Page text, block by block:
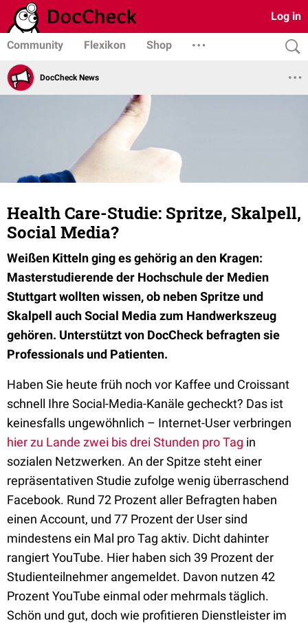
Log in
Community Flexikon Shop
DocCheck News
Health Care-Studie: Spritze, Skalpell,
Social Media?
Weißen Kitteln ging es gehörig an den Kragen:
Masterstudierende der Hochschule der Medien
Stuttgart wollten wissen, ob neben Spritze und
Skalpell auch Social Media zum Handwerkszeug
gehören. Unterstützt von DocCheck befragten sie
Professionals und Patienten.
Haben Sie heute früh noch vor Kaffee und Croissant
schnell Ihre Social-Media-Kanäle gecheckt? Das ist
keinesfalls ungewöhnlich – Internet-User verbringen
hier zu Lande zwei bis drei Stunden pro Tag in
sozialen Netzwerken. An der Spitze steht einer
repräsentativen Studie zufolge wenig überraschend
Facebook. Rund 72 Prozent aller Befragten haben
einen Account, und 77 Prozent der User sind
mindestens ein Mal pro Tag aktiv. Dicht dahinter
rangiert YouTube. Hier haben sich 39 Prozent der
Studienteilnehmer angemeldet. Davon nutzen 42
Prozent YouTube einmal oder mehrmals täglich.
Schön und gut, doch wie profitieren Dienstleister im